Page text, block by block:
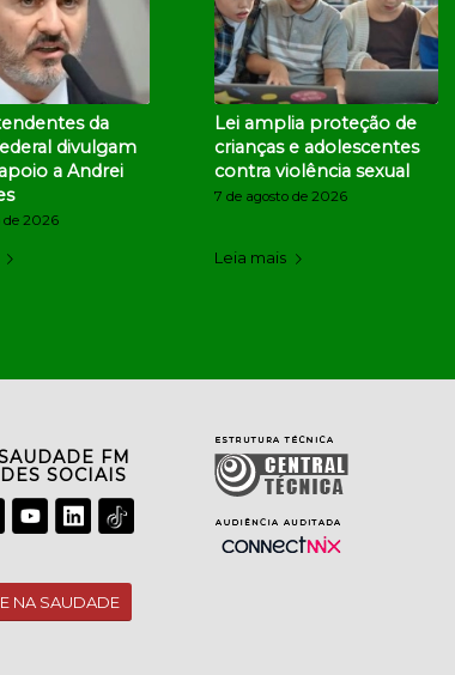
da
divulgam
a Andrei
de 2026
Lei amplia proteção de
crianças e adolescentes
contra violência sexual
7 de agosto de 2026
Leia mais
FM
SOCIAIS
NA SAUDADE